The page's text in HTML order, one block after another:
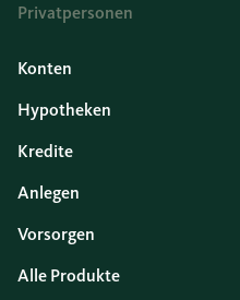
Privatpersonen
Konten
Hypotheken
Kredite
Anlegen
Vorsorgen
Alle Produkte